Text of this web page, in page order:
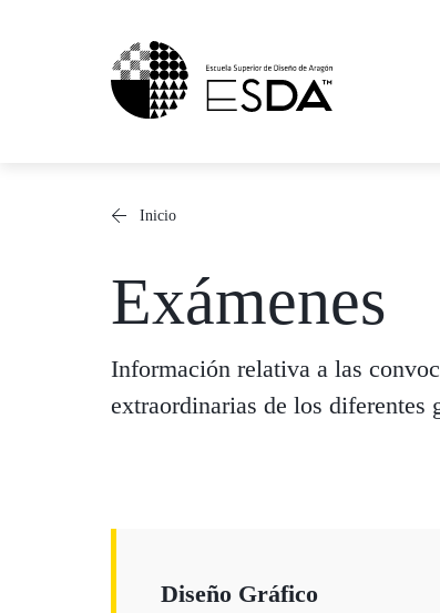
Inicio
Exámenes
Información relativa a las
extraordinarias de los diferentes
Diseño Gráfico